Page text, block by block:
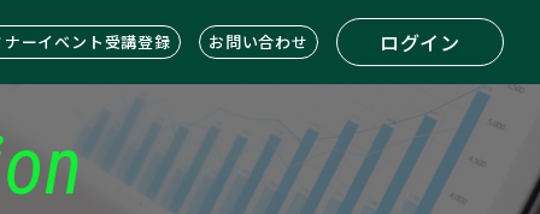
ナーイベント受講登録 お問い合わせ ログイン